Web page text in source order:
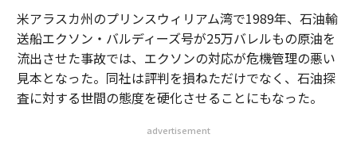
米アラスカ州のプリンスウィリアム湾で1989年、石油輸
送船エクソン・バルディーズ号が25万バレルもの原油を
流出させた事故では、エクソンの対応が危機管理の悪い
見本となった。同社は評判を損ねただけでなく、石油探
査に対する世間の態度を硬化させることにもなった。
advertisement